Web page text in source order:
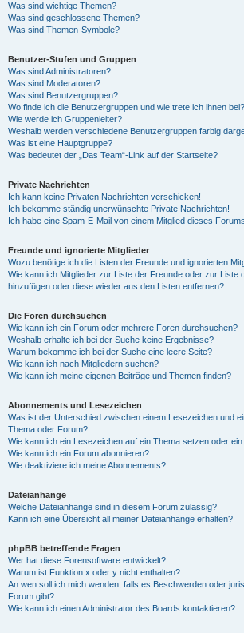
Was sind wichtige Themen?
Was sind geschlossene Themen?
Was sind Themen-Symbole?
Benutzer-Stufen und Gruppen
Was sind Administratoren?
Was sind Moderatoren?
Was sind Benutzergruppen?
Wo finde ich die Benutzergruppen und wie trete ich ihnen bei?
Wie werde ich Gruppenleiter?
Weshalb werden verschiedene Benutzergruppen farbig
Was ist eine Hauptgruppe?
Was bedeutet der „Das Team“-Link auf der Startseite?
Private Nachrichten
Ich kann keine Privaten Nachrichten verschicken!
Ich bekomme ständig unerwünschte Private Nachrichten!
Ich habe eine Spam-E-Mail von einem Mitglied dieses
Freunde und ignorierte Mitglieder
Wozu benötige ich die Listen der Freunde und ignorierten
Wie kann ich Mitglieder zur Liste der Freunde oder zur Liste
hinzufügen oder diese wieder aus den Listen entfernen?
Die Foren durchsuchen
Wie kann ich ein Forum oder mehrere Foren durchsuchen?
Weshalb erhalte ich bei der Suche keine Ergebnisse?
Warum bekomme ich bei der Suche eine leere Seite?
Wie kann ich nach Mitgliedern suchen?
Wie kann ich meine eigenen Beiträge und Themen finden?
Abonnements und Lesezeichen
Was ist der Unterschied zwischen einem Lesezeichen und
Thema oder Forum?
Wie kann ich ein Lesezeichen auf ein Thema setzen oder
Wie kann ich ein Forum abonnieren?
Wie deaktiviere ich meine Abonnements?
Dateianhänge
Welche Dateianhänge sind in diesem Forum zulässig?
Kann ich eine Übersicht all meiner Dateianhänge erhalten?
phpBB betreffende Fragen
Wer hat diese Forensoftware entwickelt?
Warum ist Funktion x oder y nicht enthalten?
An wen soll ich mich wenden, falls es Beschwerden oder
Forum gibt?
Wie kann ich einen Administrator des Boards kontaktieren?